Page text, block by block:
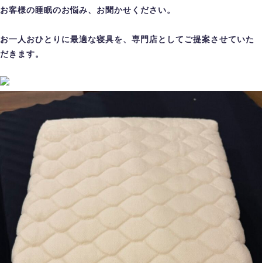
お客様の睡眠のお悩み、お聞かせください。
お一人おひとりに最適な寝具を、専門店としてご提案させていた
だきます。